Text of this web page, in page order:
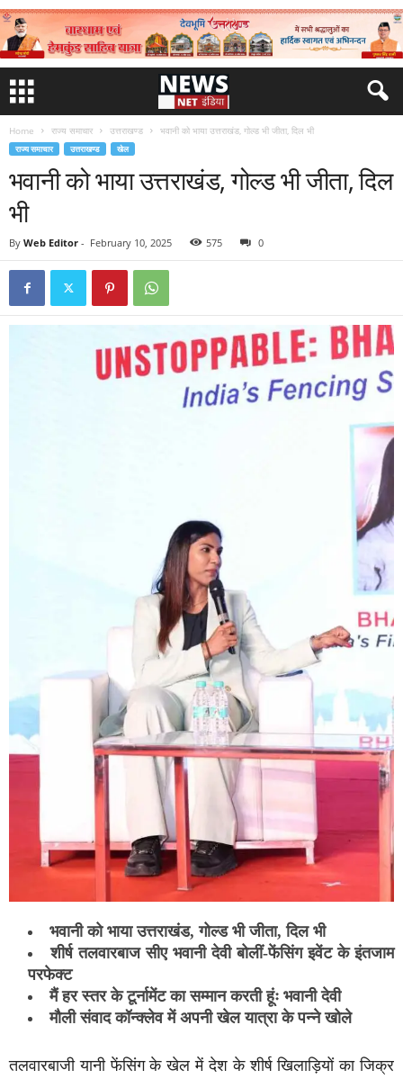
Home राज्य समाचार उत्तराखण्ड भवानी को भाया उत्तराखंड, गोल्ड भी जीता, दिल भी
राज्य समाचार उत्तराखण्ड खेल
भवानी को भाया उत्तराखंड, गोल्ड भी जीता, दिल
भी
By Web Editor - February 10, 2025 575 0
भवानी को भाया उत्तराखंड, गोल्ड भी जीता, दिल भी
शीर्ष तलवारबाज सीए भवानी देवी बोलीं-फेंसिंग इवेंट के इंतजाम
परफेक्ट
मैं हर स्तर के टूर्नामेंट का सम्मान करती हूंः भवानी देवी
मौली संवाद कॉन्क्लेव में अपनी खेल यात्रा के पन्ने खोले
तलवारबाजी यानी फेंसिंग के खेल में देश के शीर्ष खिलाड़ियों का जिक्र